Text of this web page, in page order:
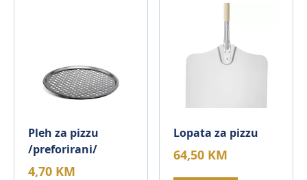
Pleh za pizzu
/preforirani/
4,70 KM
Lopata za pizzu
64,50 KM